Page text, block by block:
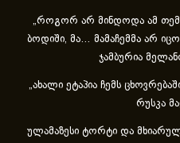
„როგორ არ მინდოდა ამ
ბოდიში, მა… მამაჩემმა არ
ჯამბურია
„ახა­ლი ეტა­პია ჩემს
რუსკა
ულამაზესი ტორტი და